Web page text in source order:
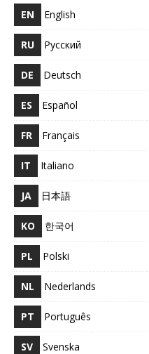
EN English
RU Русский
DE Deutsch
ES Español
FR Français
IT Italiano
JA 日本語
KO 한국어
PL Polski
NL Nederlands
PT Português
SV Svenska